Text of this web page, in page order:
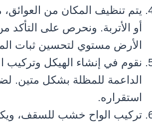
يتم تنظيف المكان من العوائق،
أو الأتربة. ونحرص على
الأرض مستوي لتحسين ثبات
نقوم في إنشاء الهيكل وتركيب
الداعمة للمظلة بشكل متين.
استقراره.
تركيب الواح خشب للسقف،